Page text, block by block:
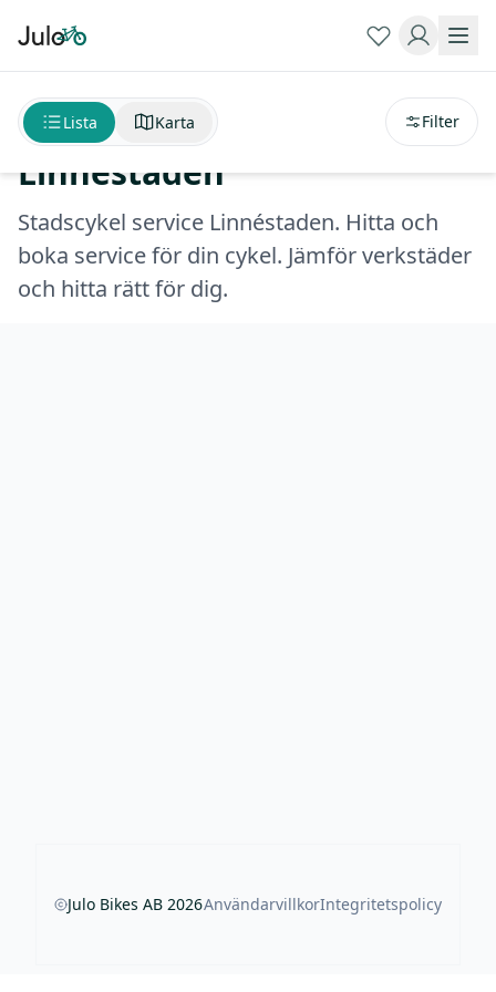
Stadscykel service
Linnéstaden
Stadscykel service Linnéstaden. Hitta och
boka service för din cykel. Jämför verkstäder
och hitta rätt för dig.
Lista Karta Filter
avstånd
Julo Bikes AB 2026AnvändarvillkorIntegritetspolicy